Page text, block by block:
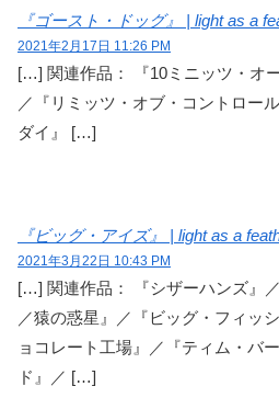
『ゴースト・ドッグ』 | light as a
2021年2月17日 11:26 PM
[…] 関連作品： 『10ミニッツ・オ
／『リミッツ・オブ・コントロー
ダイ』 […]
『ビッグ・アイズ』 | light as a
2021年3月22日 10:43 PM
[…] 関連作品： 『シザーハンズ』
／猿の惑星』／『ビッグ・フィッ
ョコレート工場』／『ティム・バ
ド』／ […]